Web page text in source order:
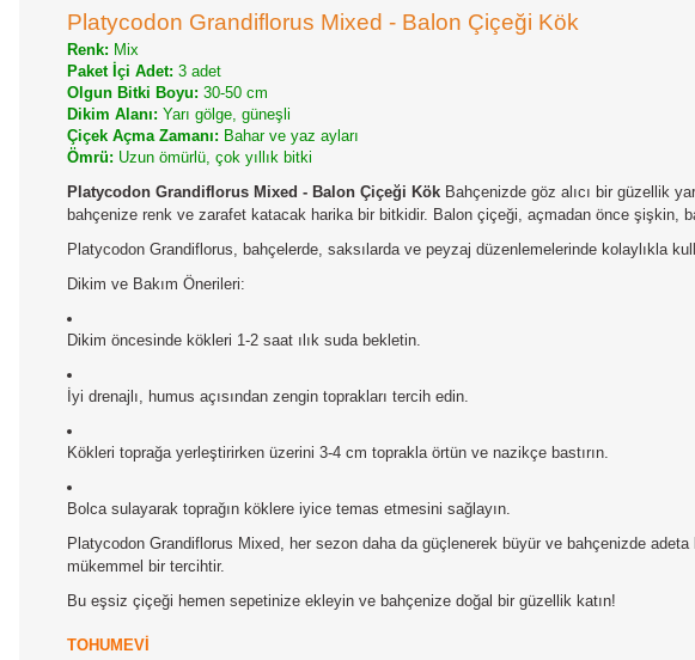
Platycodon Grandiflorus Mixed - Balon Çiçeği Kök
Renk: Mix
Paket İçi Adet: 3 adet
Olgun Bitki Boyu: 30-50 cm
Dikim Alanı: Yarı gölge, güneşli
Çiçek Açma Zamanı: Bahar ve yaz ayları
Ömrü: Uzun ömürlü, çok yıllık bitki
Platycodon Grandiflorus Mixed - Balon Çiçeği Kök Bahçenizde göz alıcı bir güzellik
bahçenize renk ve zarafet katacak harika bir bitkidir. Balon çiçeği, açmadan önce şişkin,
Platycodon Grandiflorus, bahçelerde, saksılarda ve peyzaj düzenlemelerinde kolaylıkla
Dikim ve Bakım Önerileri:
Dikim öncesinde kökleri 1-2 saat ılık suda bekletin.
İyi drenajlı, humus açısından zengin toprakları tercih edin.
Kökleri toprağa yerleştirirken üzerini 3-4 cm toprakla örtün ve nazikçe bastırın.
Bolca sulayarak toprağın köklere iyice temas etmesini sağlayın.
Platycodon Grandiflorus Mixed, her sezon daha da güçlenerek büyür ve bahçenizde
mükemmel bir tercihtir.
Bu eşsiz çiçeği hemen sepetinize ekleyin ve bahçenize doğal bir güzellik katın!
TOHUMEVİ